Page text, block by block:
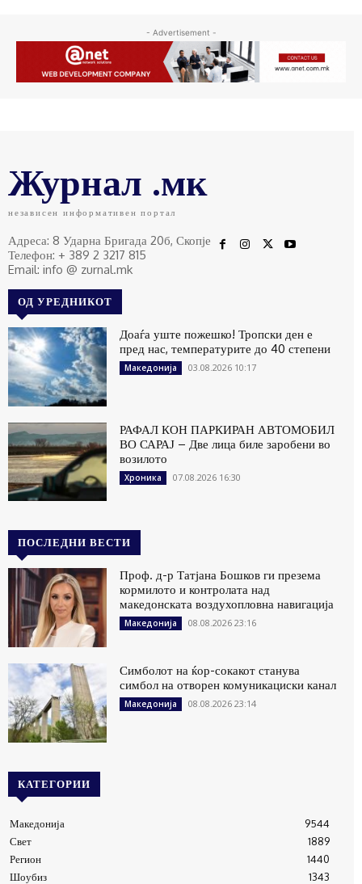
- Advertisement -
Журнал .мк
независен информативен портал
Адреса: 8 Ударна Бригада 20б, Скопје
Телефон: + 389 2 3217 815
Email: info @ zurnal.mk
ОД УРЕДНИКОТ
Доаѓа уште пожешко! Тропски ден е
пред нас, температурите до 40 степени
Македонија 03.08.2026 10:17
РАФАЛ КОН ПАРКИРАН АВТОМОБИЛ
ВО САРАЈ – Две лица биле заробени во
возилото
Хроника 07.08.2026 16:30
ПОСЛЕДНИ ВЕСТИ
Проф. д-р Татјана Бошков ги презема
кормилото и контролата над
македонската воздухопловна навигација
Македонија 08.08.2026 23:16
Симболот на ќор-сокакот станува
симбол на отворен комуникациски канал
Македонија 08.08.2026 23:14
КАТЕГОРИИ
Македонија
9544
Свет
1889
Регион
1440
Шоубиз
1343